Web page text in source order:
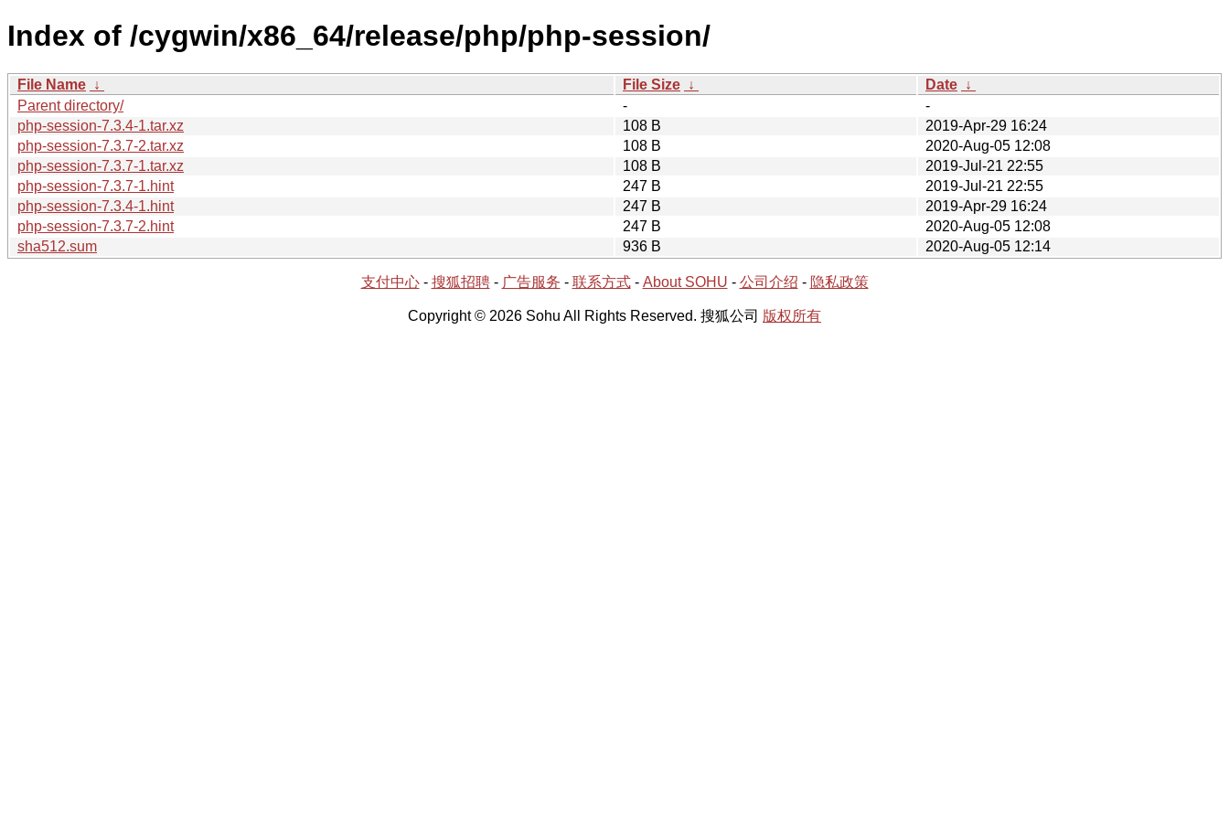
Index of /cygwin/x86_64/release/php/php-session/
File Name ↓ File Size ↓ Date ↓
Parent directory/
-
-
php-session-7.3.4-1.tar.xz
108 B
2019-Apr-29 16:24
php-session-7.3.7-2.tar.xz
108 B
2020-Aug-05 12:08
php-session-7.3.7-1.tar.xz
108 B
2019-Jul-21 22:55
php-session-7.3.7-1.hint
247 B
2019-Jul-21 22:55
php-session-7.3.4-1.hint
247 B
2019-Apr-29 16:24
php-session-7.3.7-2.hint
247 B
2020-Aug-05 12:08
sha512.sum
936 B 2020-Aug-05 12:14
支付中心- 搜狐招聘- 广告服务 - 联系方式- About SOHU - 公司介绍 - 隐私政策
Copyright © 2026 Sohu All Rights Reserved. 搜狐公司 版权所有